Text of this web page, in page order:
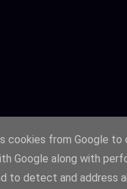
cookies from Google to
Google along with
to detect and address